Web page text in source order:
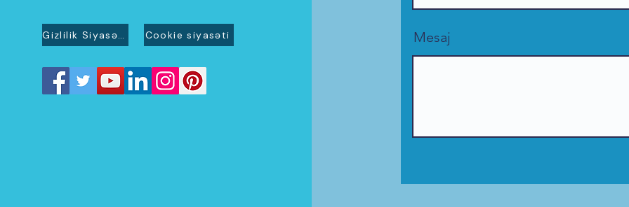
Gizlilik Siyasəti Cookie siyasəti Mesaj